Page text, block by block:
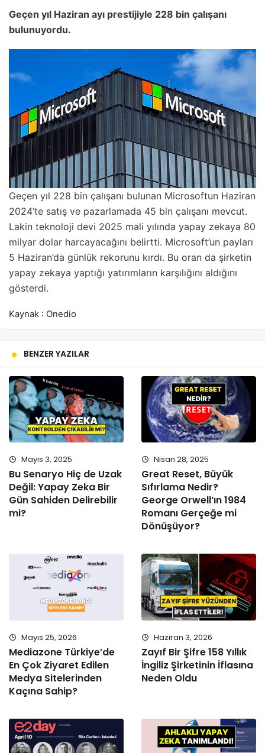
Geçen yıl Haziran ayı prestijiyle 228 bin çalışanı
bulunuyordu.
Geçen yıl 228 bin çalışanı bulunan Microsoftun Haziran
2024’te satış ve pazarlamada 45 bin çalışanı mevcut.
Lakin teknoloji devi 2025 mali yılında yapay zekaya 80
milyar dolar harcayacağını belirtti. Microsoft’un payları
5 Haziran’da günlük rekorunu kırdı. Bu oran da şirketin
yapay zekaya yaptığı yatırımların karşılığını aldığını
gösterdi.
Kaynak : Onedio
BENZER YAZILAR
Mayıs 3, 2025
Bu Senaryo Hiç de Uzak
Değil: Yapay Zeka Bir
Gün Sahiden Delirebilir
mi?
Nisan 28, 2025
Great Reset, Büyük
Sıfırlama Nedir?
George Orwell’ın 1984
Romanı Gerçeğe mi
Dönüşüyor?
Mayıs 25, 2026
Mediazone Türkiye’de
En Çok Ziyaret Edilen
Medya Sitelerinden
Kaçına Sahip?
Haziran 3, 2026
Zayıf Bir Şifre 158 Yıllık
İngiliz Şirketinin İflasına
Neden Oldu